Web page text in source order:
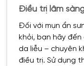
Điều trị lâm
Đối với mụn ẩn
khỏi, bạn hãy
da liễu – chuyên
điều trị. Sử dụng